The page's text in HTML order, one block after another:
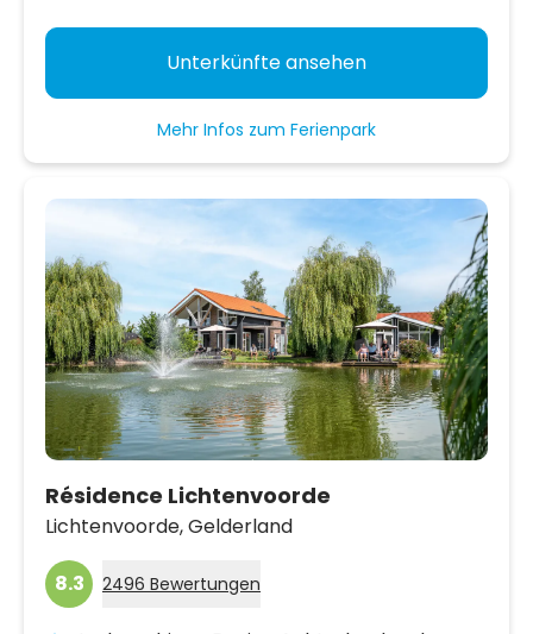
Unterkünfte ansehen
Mehr Infos zum Ferienpark
Résidence Lichtenvoorde
Lichtenvoorde,Gelderland
8.3 2496 Bewertungen